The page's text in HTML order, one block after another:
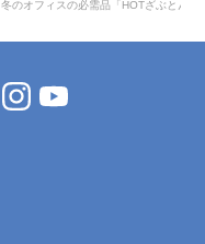
冬のオフィスの必需品「HOTざぶとん」